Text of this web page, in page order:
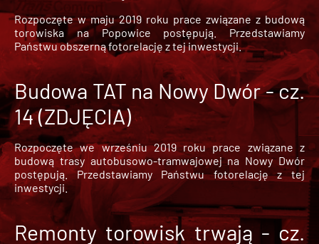
Rozpoczęte w maju 2019 roku prace związane z budową
torowiska na Popowice
postępują. Przedstawiamy
Państwu obszerną fotorelację z tej inwestycji.
Budowa TAT na Nowy Dwór - cz.
14 (ZDJĘCIA)
Rozpoczęte we wrześniu 2019 roku prace związane z
budową trasy autobusowo-tramwajowej na Nowy Dwór
postępują. Przedstawiamy Państwu fotorelację z tej
inwestycji.
Remonty torowisk trwają - cz.